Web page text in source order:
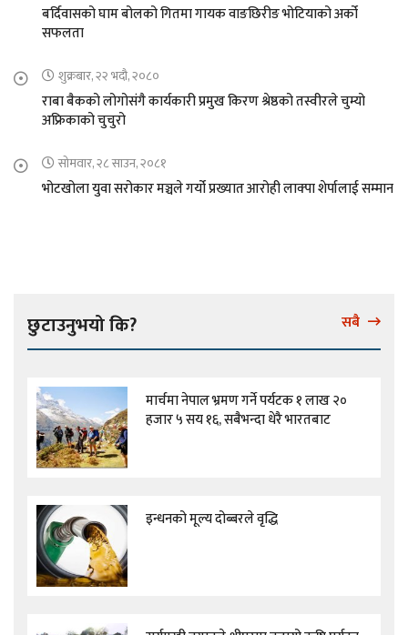
बर्दिवासको घाम बोलको गितमा गायक वाङछिरीङ भोटियाको अर्को
सफलता
शुक्रबार, २२ भदौ, २०८०
राबा बैकको लोगोसंगै कार्यकारी प्रमुख किरण श्रेष्ठको तस्वीरले चुम्यो
अफ्रिकाको चुचुरो
सोमवार, २८ साउन, २०८१
भोटखोला युवा सरोकार मञ्चले गर्यो प्रख्यात आरोही लाक्पा शेर्पालाई सम्मान
छुटाउनुभयो कि? सबै
मार्चमा नेपाल भ्रमण गर्ने पर्यटक १ लाख २०
हजार ५ सय १६, सबैभन्दा धेरै भारतबाट
इन्धनको मूल्य दोब्बरले वृद्धि